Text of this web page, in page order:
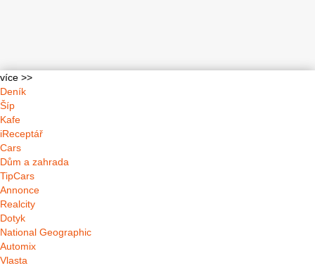
více >>
Deník
Šíp
Kafe
iReceptář
Cars
Dům a zahrada
TipCars
Annonce
Realcity
Dotyk
National Geographic
Automix
Vlasta